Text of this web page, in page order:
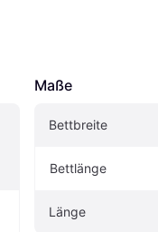
Maße
Bettbreite
Bettlänge
Länge